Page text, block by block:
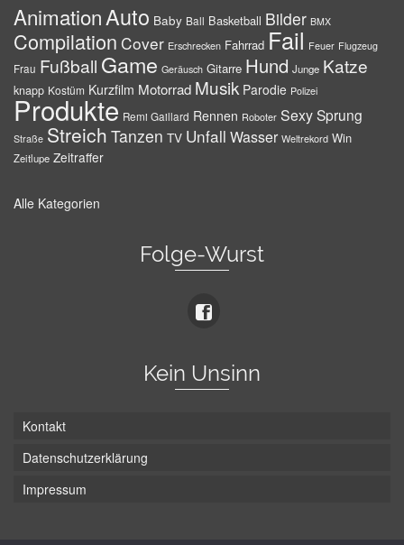
AnimationAuto Baby Ball Basketball Bilder BMX
Compilation Cover Erschrecken Fahrrad Fail Feuer Flugzeug
Frau Fußball Game Geräusch Gitarre Hund Junge Katze
knapp Kostüm Kurzfilm Motorrad Musik Parodie Polizei
Produkte Remi Gaillard Rennen Roboter SexySprung
Straße Streich Tanzen TV Unfall Wasser Weltrekord Win
Zeitlupe Zeitraffer
Alle Kategorien
Folge-Wurst
Kein Unsinn
Kontakt
Datenschutzerklärung
Impressum